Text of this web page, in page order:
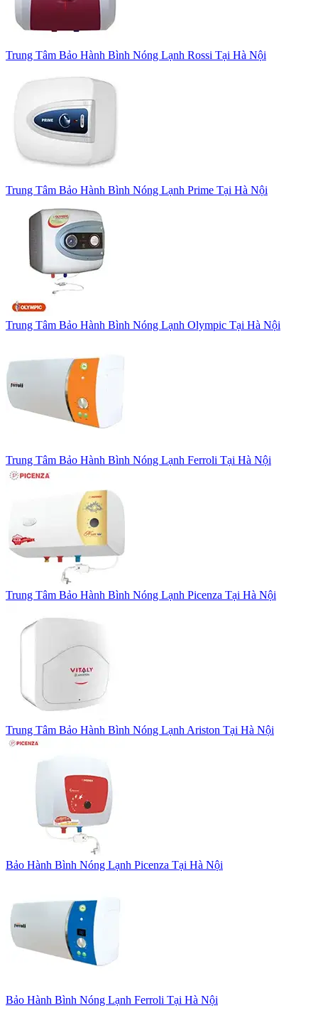
Trung Tâm Bảo Hành Bình Nóng Lạnh Rossi Tại Hà Nội
Trung Tâm Bảo Hành Bình Nóng Lạnh Prime Tại Hà Nội
Trung Tâm Bảo Hành Bình Nóng Lạnh Olympic Tại Hà Nội
Trung Tâm Bảo Hành Bình Nóng Lạnh Ferroli Tại Hà Nội
Trung Tâm Bảo Hành Bình Nóng Lạnh Picenza Tại Hà Nội
Trung Tâm Bảo Hành Bình Nóng Lạnh Ariston Tại Hà Nội
Bảo Hành Bình Nóng Lạnh Picenza Tại Hà Nội
Bảo Hành Bình Nóng Lạnh Ferroli Tại Hà Nội